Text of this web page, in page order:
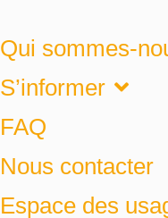
Qui sommes-
S’informer
FAQ
Nous contacter
Espace des